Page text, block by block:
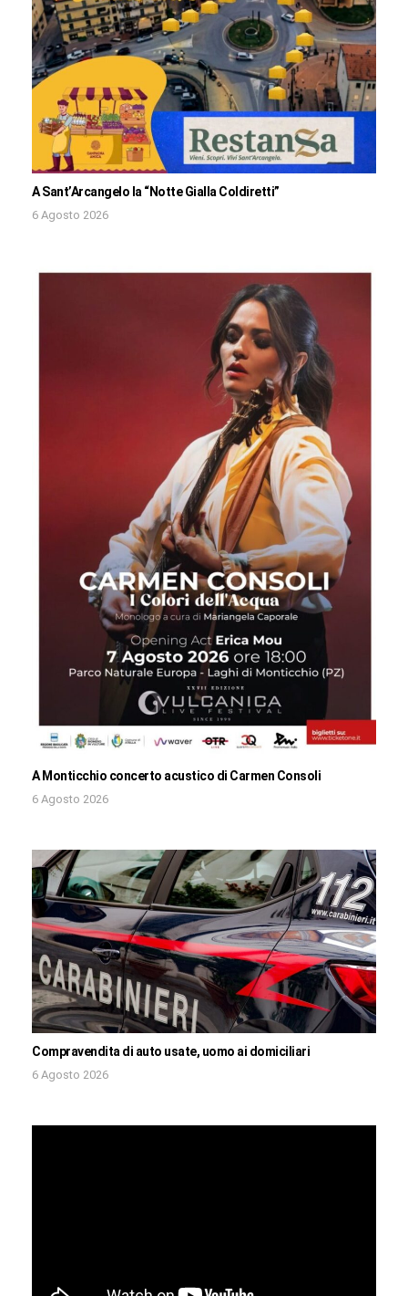
A Sant’Arcangelo la “Notte Gialla Coldiretti”
6 Agosto 2026
A Monticchio concerto acustico di Carmen Consoli
6 Agosto 2026
Compravendita di auto usate, uomo ai domiciliari
6 Agosto 2026